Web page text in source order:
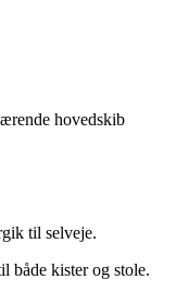
hovedskib
til selveje.
både kister og stole.